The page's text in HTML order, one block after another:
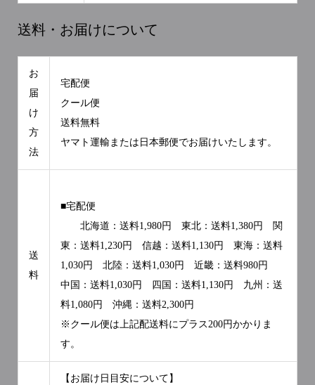
送料・お届けについて
お
届
け
方
法
宅配便
クール便
送料無料
ヤマト運輸または日本郵便でお届けいたします。
送
料
■宅配便
北海道：送料1,980円 東北：送料1,380円 関
東：送料1,230円 信越：送料1,130円 東海：送料
1,030円 北陸：送料1,030円 近畿：送料980円
中国：送料1,030円 四国：送料1,130円 九州：送
料1,080円 沖縄：送料2,300円
※クール便は上記配送料にプラス200円かかりま
す。
【お届け日目安について】